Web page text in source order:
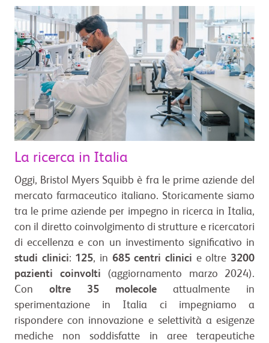
La ricerca in Italia
Oggi, Bristol Myers Squibb è fra le prime aziende del
mercato farmaceutico italiano. Storicamente siamo
tra le prime aziende per impegno in ricerca in Italia,
con il diretto coinvolgimento di strutture e ricercatori
di eccellenza e con un investimento significativo in
studi clinici: 125, in 685centri clinici e oltre 3200
pazienti coinvolti (aggiornamento marzo 2024).
Con oltre 35 molecole attualmente in
sperimentazione in Italia ci impegniamo a
rispondere con innovazione e selettività a esigenze
mediche non soddisfatte in aree terapeutiche